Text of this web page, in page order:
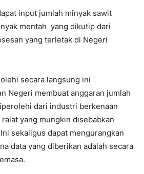
input jumlah minyak sawit
mentah yang dikutip dari
yang terletak di Negeri
secara langsung ini
Negeri membuat anggaran jumlah
dari industri berkenaan
yang mungkin disebabkan
sekaligus dapat mengurangkan
data yang diberikan adalah secara